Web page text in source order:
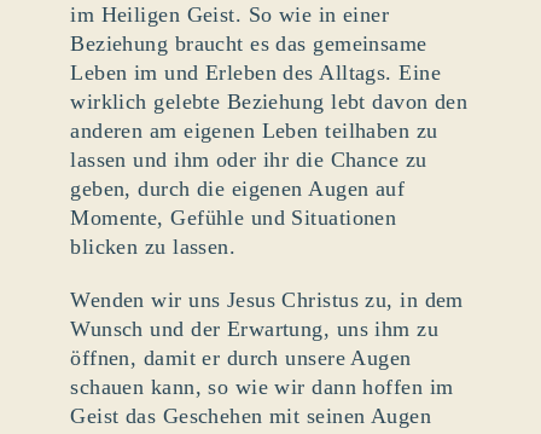
im Heiligen Geist. So wie in einer
Beziehung braucht es das gemeinsame
Leben im und Erleben des Alltags. Eine
wirklich gelebte Beziehung lebt davon den
anderen am eigenen Leben teilhaben zu
lassen und ihm oder ihr die Chance zu
geben, durch die eigenen Augen auf
Momente, Gefühle und Situationen
blicken zu lassen.
Wenden wir uns Jesus Christus zu, in dem
Wunsch und der Erwartung, uns ihm zu
öffnen, damit er durch unsere Augen
schauen kann, so wie wir dann hoffen im
Geist das Geschehen mit seinen Augen